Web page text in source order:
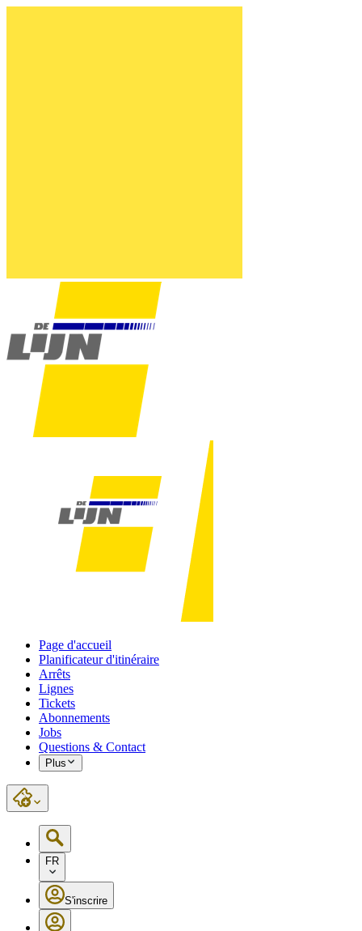
Page d'accueil
Planificateur d'itinéraire
Arrêts
Lignes
Tickets
Abonnements
Jobs
Questions & Contact
Plus
FR
S'inscrire